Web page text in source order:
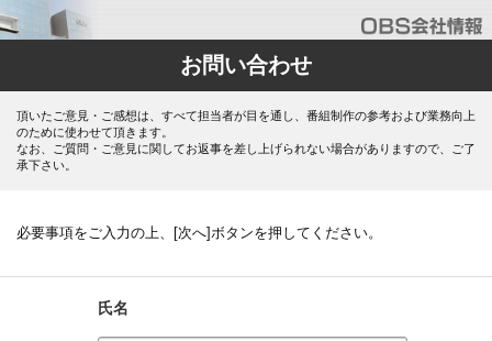
お問い合わせ
頂いたご意見・ご感想は、すべて担当者が目を通し、番組制作の参考および業務向上
のために使わせて頂きます。
なお、ご質問・ご意見に関してお返事を差し上げられない場合がありますので、ご了
承下さい。
必要事項をご入力の上、[次へ]ボタンを押してください。
氏名